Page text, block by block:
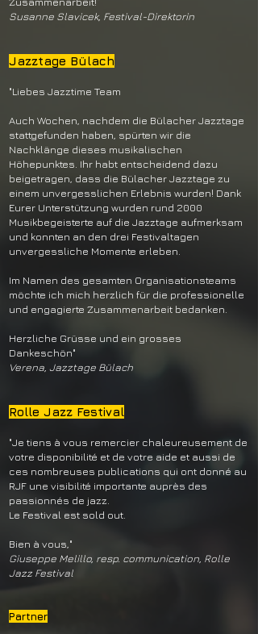
Susanne Slavicek, Festival-Direktorin
Jazztage Bülach
"Liebes Jazztime Team
Auch Wochen, nachdem die Bülacher Jazztage
stattgefunden haben, spürten wir die
Nachklänge dieses musikalischen
Höhepunktes. Ihr habt entscheidend dazu
beigetragen, dass die Bülacher Jazztage zu
einem unvergesslichen Erlebnis wurden! Dank
Eurer Unterstützung wurden rund 2000
Musikbegeisterte auf die Jazztage aufmerksam
und konnten an den drei Festivaltagen
unvergessliche Momente erleben.
Im Namen des gesamten Organisationsteams
möchte ich mich herzlich für die professionelle
und engagierte Zusammenarbeit bedanken.
Herzliche Grüsse und ein grosses
Dankeschön"
Verena, Jazztage Bülach
Rolle Jazz Festival
"Je tiens à vous remercier chaleureusement de
votre disponibilité et de votre aide et aussi de
ces nombreuses publications qui ont donné au
RJF une visibilité importante auprès des
passionnés de jazz.
Le Festival est sold out.
Bien à vous,"
Giuseppe Melillo, resp. communication, Rolle
Jazz Festival
Partner